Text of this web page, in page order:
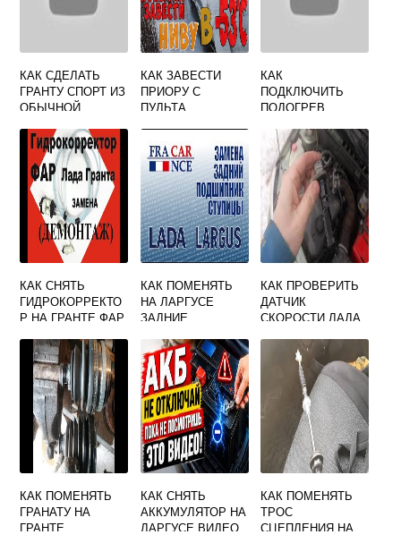
КАК СДЕЛАТЬ
ГРАНТУ СПОРТ ИЗ
ОБЫЧНОЙ
КАК ЗАВЕСТИ
ПРИОРУ С
ПУЛЬТА
КАК
ПОДКЛЮЧИТЬ
ПОДОГРЕВ
ГРАНТЕ
САМОСТОЯТЕЛЬН
О
КАК СНЯТЬ
ГИДРОКОРРЕКТО
Р НА ГРАНТЕ ФАР
КАК ПОМЕНЯТЬ
НА ЛАРГУСЕ
ЗАДНИЕ
ПОДШИПНИКИ
КАК ПРОВЕРИТЬ
ДАТЧИК
СКОРОСТИ ЛАДА
КАК ПОМЕНЯТЬ
ГРАНАТУ НА
ГРАНТЕ
КАК СНЯТЬ
АККУМУЛЯТОР НА
ЛАРГУСЕ ВИДЕО
КАК ПОМЕНЯТЬ
ТРОС
СЦЕПЛЕНИЯ НА